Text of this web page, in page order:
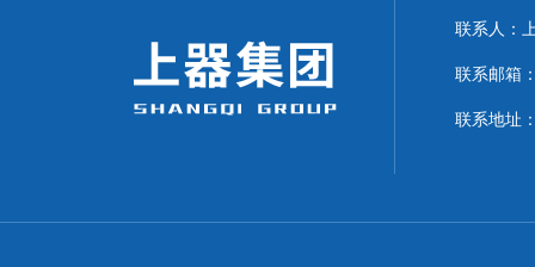
联系人：
联系邮箱
联系地址